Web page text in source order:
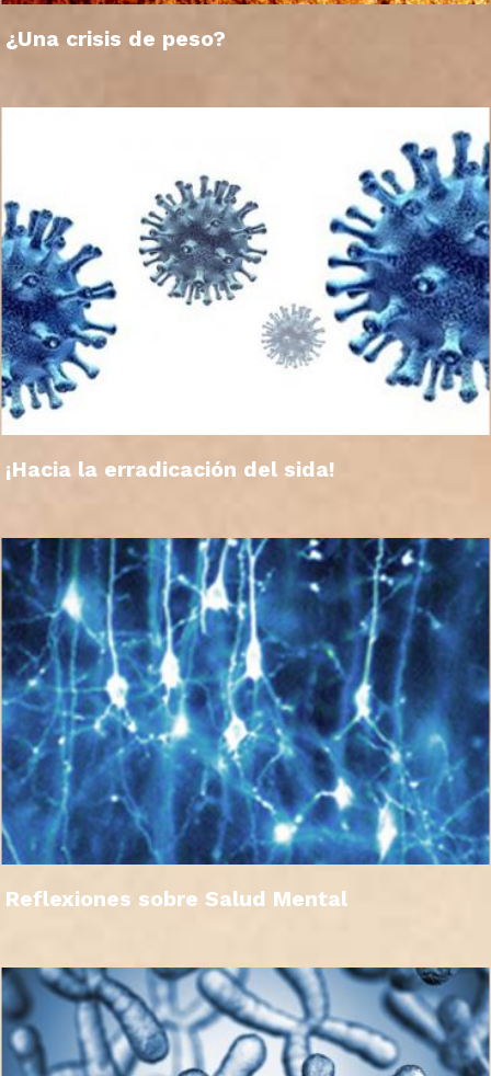
¿Una crisis de peso?
¡Hacia la erradicación del sida!
Reflexiones sobre Salud Mental